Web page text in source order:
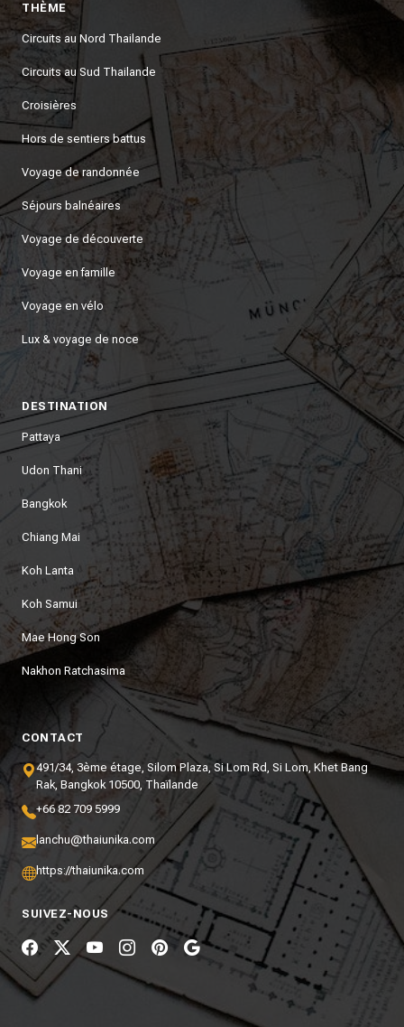
THÈME
Circuits au Nord Thailande
Circuits au Sud Thailande
Croisières
Hors de sentiers battus
Voyage de randonnée
Séjours balnéaires
Voyage de découverte
Voyage en famille
Voyage en vélo
Lux & voyage de noce
DESTINATION
Pattaya
Udon Thani
Bangkok
Chiang Mai
Koh Lanta
Koh Samui
Mae Hong Son
Nakhon Ratchasima
CONTACT
491/34, 3ème étage, Silom Plaza, Si Lom Rd, Si Lom, Khet Bang
Rak, Bangkok 10500, Thaïlande
+66 82 709 5999
lanchu@thaiunika.com
https://thaiunika.com
SUIVEZ-NOUS